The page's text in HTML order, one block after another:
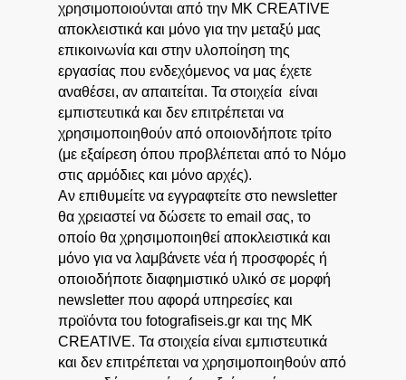
χρησιμοποιούνται από την MK CREATIVE
αποκλειστικά και μόνο για την μεταξύ μας
επικοινωνία και στην υλοποίηση της
εργασίας που ενδεχόμενος να μας έχετε
αναθέσει, αν απαιτείται. Τα στοιχεία είναι
εμπιστευτικά και δεν επιτρέπεται να
χρησιμοποιηθούν από οποιονδήποτε τρίτο
(με εξαίρεση όπου προβλέπεται από το Νόμο
στις αρμόδιες και μόνο αρχές).
Αν επιθυμείτε να εγγραφτείτε στο newsletter
θα χρειαστεί να δώσετε το email σας, το
οποίο θα χρησιμοποιηθεί αποκλειστικά και
μόνο για να λαμβάνετε νέα ή προσφορές ή
οποιοδήποτε διαφημιστικό υλικό σε μορφή
newsletter που αφορά υπηρεσίες και
προϊόντα του fotografiseis.gr και της MK
CREATIVE. Τα στοιχεία είναι εμπιστευτικά
και δεν επιτρέπεται να χρησιμοποιηθούν από